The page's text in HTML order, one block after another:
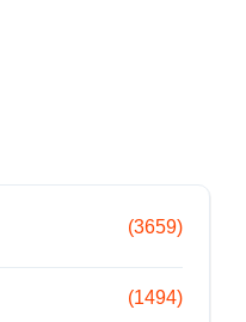
(3659)
(1494)